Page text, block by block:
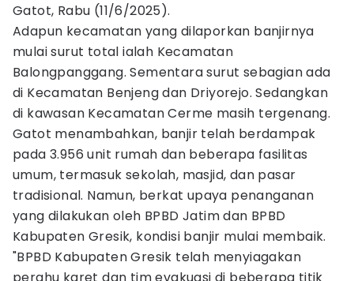
Gatot, Rabu (11/6/2025).
Adapun kecamatan yang dilaporkan banjirnya
mulai surut total ialah Kecamatan
Balongpanggang. Sementara surut sebagian ada
di Kecamatan Benjeng dan Driyorejo. Sedangkan
di kawasan Kecamatan Cerme masih tergenang.
Gatot menambahkan, banjir telah berdampak
pada 3.956 unit rumah dan beberapa fasilitas
umum, termasuk sekolah, masjid, dan pasar
tradisional. Namun, berkat upaya penanganan
yang dilakukan oleh BPBD Jatim dan BPBD
Kabupaten Gresik, kondisi banjir mulai membaik.
"BPBD Kabupaten Gresik telah menyiagakan